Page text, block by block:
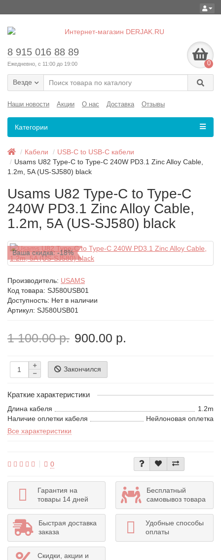
8 915 016 88 89
Ежедневно, с 11:00 до 19:00 0
Везде
Наши новости Акции О нас Доставка Отзывы
Категории
Кабели
USB-C to USB-C кабели
Usams U82 Type-C to Type-C 240W PD3.1 Zinc Alloy Cable,
1.2m, 5A (US-SJ580) black
Usams U82 Type-C to Type-C
240W PD3.1 Zinc Alloy Cable,
1.2m, 5A (US-SJ580) black
Ваша скидка: -18%
Производитель: USAMS
Код товара: SJ580USB01
Доступность: Нет в наличии
Артикул: SJ580USB01
1 100.00 р. 900.00 р.
Закончился
Краткие характеристики
Длина кабеля
1.2m
Наличие оплетки кабеля
Нейлоновая оплетка
Все характеристики
0
Гарантия на
товары 14 дней
Бесплатный
самовывоз товара
Быстрая доставка
заказа
Удобные способы
оплаты
Скидки, акции и